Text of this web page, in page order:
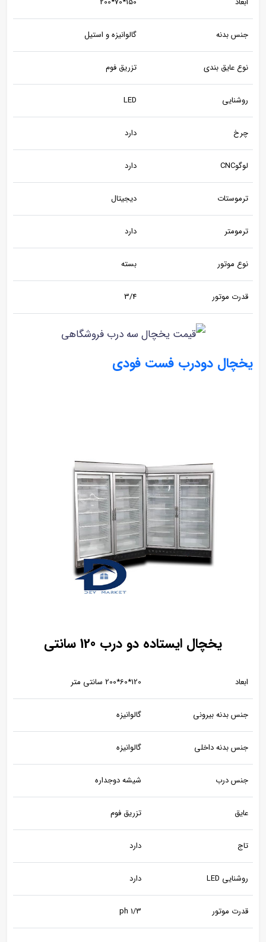
جنس بدنه گالوانیزه و استیل
نوع عایق بندی تزریق فوم
روشنایی LED
چرخ دارد
لوگوCNC دارد
ترموستات دیجیتال
ترمومتر دارد
نوع موتور بسته
قدرت موتور 3/4
یخچال دودرب فست فودی
یخچال ایستاده دو درب 120 سانتی
ابعاد 120*60*200 سانتی متر
جنس بدنه بیرونی گالوانیزه
جنس بدنه داخلی گالوانیزه
جنس درب شیشه دوجداره
عایق تزریق فوم
تاج دارد
روشنایی LED دارد
قدرت موتور 1/3 ph